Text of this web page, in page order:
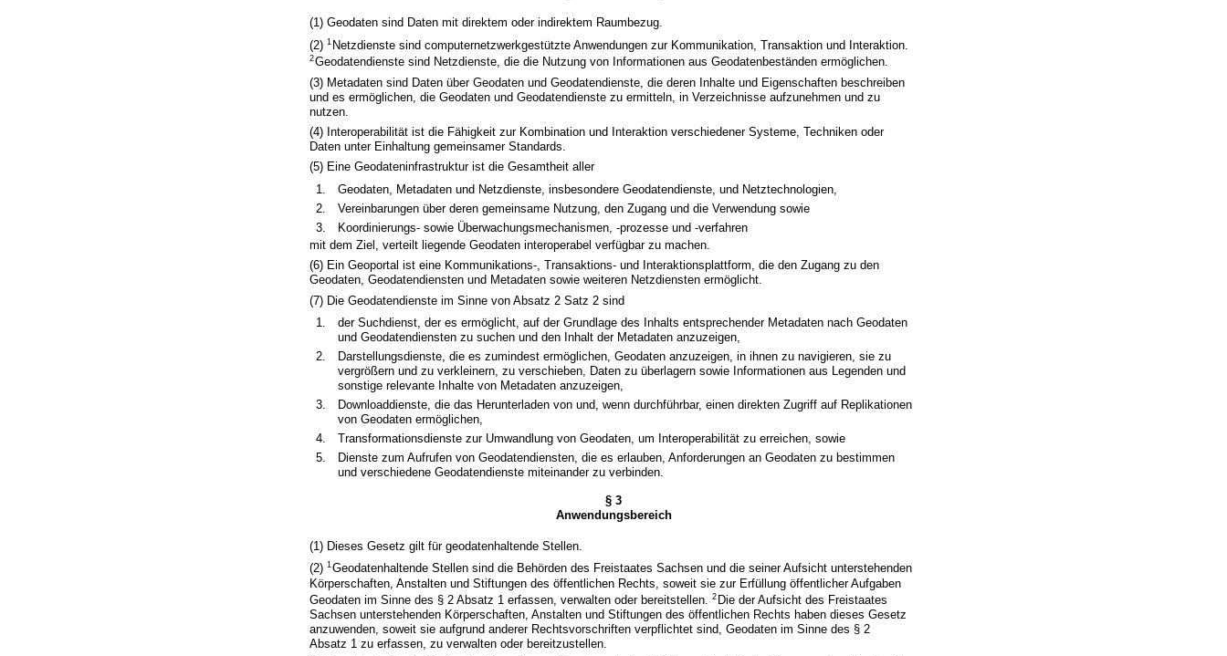
(1) Geodaten sind Daten mit direktem oder indirektem Raumbezug.
(2)1 Netzdienste sind computernetzwerkgestützte Anwendungen zur Kommunikation, Transaktion und Interaktion.
2Geodatendienste sind Netzdienste, die die Nutzung von Informationen aus Geodatenbeständen ermöglichen.
(3) Metadaten sind Daten über Geodaten und Geodatendienste, die deren Inhalte und Eigenschaften beschreiben
und es ermöglichen, die Geodaten und Geodatendienste zu ermitteln, in Verzeichnisse aufzunehmen und zu
nutzen.
(4) Interoperabilität ist die Fähigkeit zur Kombination und Interaktion verschiedener Systeme, Techniken oder
Daten unter Einhaltung gemeinsamer Standards.
(5) Eine Geodateninfrastruktur ist die Gesamtheit aller
1.
Geodaten, Metadaten und Netzdienste, insbesondere Geodatendienste, und Netztechnologien,
2.
Vereinbarungen über deren gemeinsame Nutzung, den Zugang und die Verwendung sowie
3.
Koordinierungs- sowie Überwachungsmechanismen, -prozesse und -verfahren
mit dem Ziel, verteilt liegende Geodaten interoperabel verfügbar zu machen.
(6) Ein Geoportal ist eine Kommunikations-, Transaktions- und Interaktionsplattform, die den Zugang zu den
Geodaten, Geodatendiensten und Metadaten sowie weiteren Netzdiensten ermöglicht.
(7) Die Geodatendienste im Sinne von Absatz 2 Satz 2 sind
1.
der Suchdienst, der es ermöglicht, auf der Grundlage des Inhalts entsprechender Metadaten nach Geodaten
und Geodatendiensten zu suchen und den Inhalt der Metadaten anzuzeigen,
2.
Darstellungsdienste, die es zumindest ermöglichen, Geodaten anzuzeigen, in ihnen zu navigieren, sie zu
vergrößern und zu verkleinern, zu verschieben, Daten zu überlagern sowie Informationen aus Legenden und
sonstige relevante Inhalte von Metadaten anzuzeigen,
3.
Downloaddienste, die das Herunterladen von und, wenn durchführbar, einen direkten Zugriff auf Replikationen
von Geodaten ermöglichen,
4.
Transformationsdienste zur Umwandlung von Geodaten, um Interoperabilität zu erreichen, sowie
5.
Dienste zum Aufrufen von Geodatendiensten, die es erlauben, Anforderungen an Geodaten zu bestimmen
und verschiedene Geodatendienste miteinander zu verbinden.
§ 3
Anwendungsbereich
(1) Dieses Gesetz gilt für geodatenhaltende Stellen.
(2)1Geodatenhaltende Stellen sind die Behörden des Freistaates Sachsen und die seiner Aufsicht unterstehenden
Körperschaften, Anstalten und Stiftungen des öffentlichen Rechts, soweit sie zur Erfüllung öffentlicher Aufgaben
Geodaten im Sinne des § 2 Absatz 1 erfassen, verwalten oder bereitstellen.2 Die der Aufsicht des Freistaates
Sachsen unterstehenden Körperschaften, Anstalten und Stiftungen des öffentlichen Rechts haben dieses Gesetz
anzuwenden, soweit sie aufgrund anderer Rechtsvorschriften verpflichtet sind, Geodaten im Sinne des § 2
Absatz 1 zu erfassen, zu verwalten oder bereitzustellen.